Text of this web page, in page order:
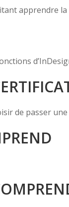
apprendre
de passer